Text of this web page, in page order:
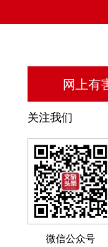
网上有
关注我们
微信公众号